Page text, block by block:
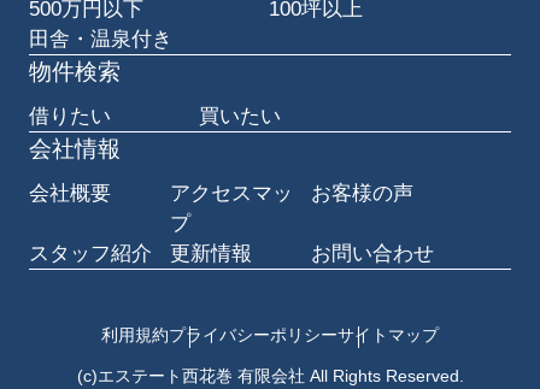
500万円以下
100坪以上
田舎・温泉付き
物件検索
借りたい 買いたい
会社情報
会社概要
アクセスマッ
プ
お客様の声
スタッフ紹介 更新情報 お問い合わせ
利用規約プライバシーポリシーサイトマップ
(c)エステート西花巻 有限会社 All Rights Reserved.